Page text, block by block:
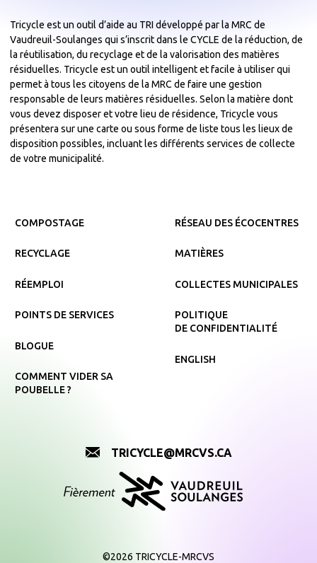
Tricycle est un outil d’aide au TRI développé par la MRC de
Vaudreuil-Soulanges qui s’inscrit dans le CYCLE de la réduction, de
la réutilisation, du recyclage et de la valorisation des matières
résiduelles. Tricycle est un outil intelligent et facile à utiliser qui
permet à tous les citoyens de la MRC de faire une gestion
responsable de leurs matières résiduelles. Selon la matière dont
vous devez disposer et votre lieu de résidence, Tricycle vous
présentera sur une carte ou sous forme de liste tous les lieux de
disposition possibles, incluant les différents services de collecte
de votre municipalité.
COMPOSTAGE
RECYCLAGE
RÉEMPLOI
POINTS DE SERVICES
BLOGUE
COMMENT VIDER SA
POUBELLE ?
RÉSEAU DES ÉCOCENTRES
MATIÈRES
COLLECTES MUNICIPALES
POLITIQUE
DE CONFIDENTIALITÉ
ENGLISH
TRICYCLE@MRCVS.CA
©2026 TRICYCLE-MRCVS